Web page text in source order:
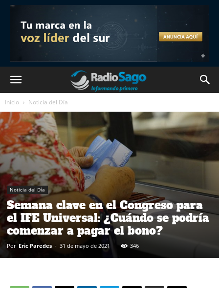
Inicio Noticia del Día
Noticia del Día
Semana clave en el Congreso para
el IFE Universal: ¿Cuándo se podría
comenzar a pagar el bono?
Por Eric Paredes - 31 de mayo de 2021 346